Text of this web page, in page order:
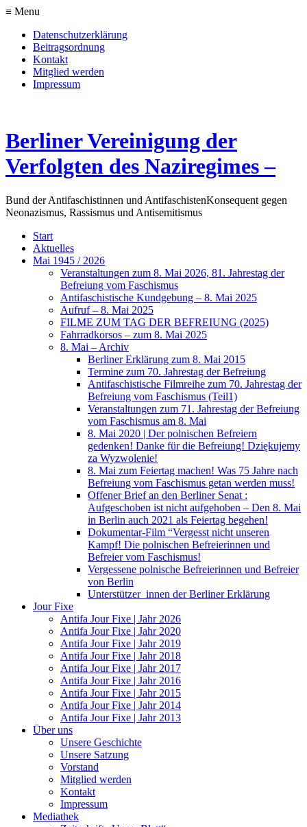
≡ Menu
Datenschutzerklärung
Beitragsordnung
Kontakt
Mitglied werden
Impressum
Berliner Vereinigung der
Verfolgten des Naziregimes –
Bund der Antifaschistinnen und AntifaschistenKonsequent gegen
Neonazismus, Rassismus und Antisemitismus
Start
Aktuelles
Mai 1945 / 2026
Veranstaltungen zum 8. Mai 2026, 81. Jahrestag der
Befreiung vom Faschismus
Antifaschistische Kundgebung – 8. Mai 2025
Aufruf – 8. Mai 2025
FILME ZUM TAG DER BEFREIUNG (2025)
Fahrradkorsos – zum 8. Mai 2025
8. Mai – Archiv
Berliner Erklärung zum 8. Mai 2015
Termine zum 70. Jahrestag der Befreiung
Antifaschistische Filmreihe zum 70. Jahrestag der
Befreiung vom Faschismus (Teil1)
Veranstaltungen zum 71. Jahrestag der Befreiung
vom Faschismus am 8. Mai
8. Mai 2020 | Der polnischen Befreiern
gedenken! Danke für die Befreiung! Dziękujemy
za Wyzwolenie!
8. Mai zum Feiertag machen! Was 75 Jahre nach
Befreiung vom Faschismus getan werden muss!
Offener Brief an den Berliner Senat :
Aufgeschoben ist nicht aufgehoben – Den 8. Mai
in Berlin auch 2021 als Feiertag begehen!
Dokumentar-Film “Vergesst nicht unseren
Kampf! Die polnischen Befreierinnen und
Befreier vom Faschismus!
Vergessene polnische Befreierinnen und Befreier
von Berlin
Unterstützer_innen der Berliner Erklärung
Jour Fixe
Antifa Jour Fixe | Jahr 2026
Antifa Jour Fixe | Jahr 2020
Antifa Jour Fixe | Jahr 2019
Antifa Jour Fixe | Jahr 2018
Antifa Jour Fixe | Jahr 2017
Antifa Jour Fixe | Jahr 2016
Antifa Jour Fixe | Jahr 2015
Antifa Jour Fixe | Jahr 2014
Antifa Jour Fixe | Jahr 2013
Über uns
Unsere Geschichte
Unsere Satzung
Vorstand
Mitglied werden
Kontakt
Impressum
Mediathek